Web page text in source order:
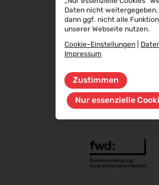
Expo Real 2026
05.10.2026 - 07.10.2026
VISION 2026
06.10.2026 - 08.10.2026
interbad 2026
06.10.2026 - 08.10.2026
Aluminium Düsseldorf 2026
06.10.2026 - 08.10.2026
08.10.2026 - 09.10.2026
Daten nicht weitergegeben,
dann ggf. nicht alle
unserer Webseite nutzen.
Cookie-Einstellungen
Impressum
Zustimmen
Nur essenzielle